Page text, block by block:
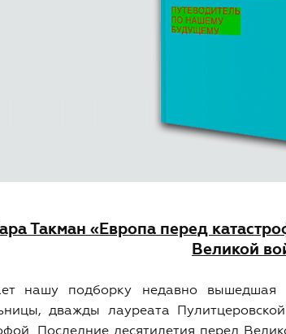
Такман «Европа перед
Великой
нашу подборку недавно вышедшая
дважды лауреата
Последние десятилетия перед